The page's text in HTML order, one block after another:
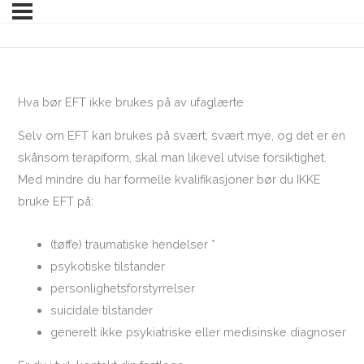
Hva bør EFT ikke brukes på av ufaglærte
Selv om EFT kan brukes på svært, svært mye, og det er en
skånsom terapiform, skal man likevel utvise forsiktighet.
Med mindre du har formelle kvalifikasjoner bør du IKKE
bruke EFT på:
(tøffe) traumatiske hendelser *
psykotiske tilstander
personlighetsforstyrrelser
suicidale tilstander
generelt ikke psykiatriske eller medisinske diagnoser